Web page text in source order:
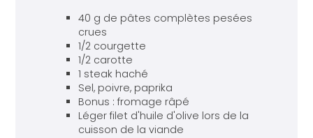
40 g de pâtes complètes pesées
crues
1/2 courgette
1/2 carotte
1 steak haché
Sel, poivre, paprika
Bonus : fromage râpé
Léger filet d'huile d'olive lors de la
cuisson de la viande